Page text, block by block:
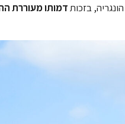
בזכותדמותו מעוררת